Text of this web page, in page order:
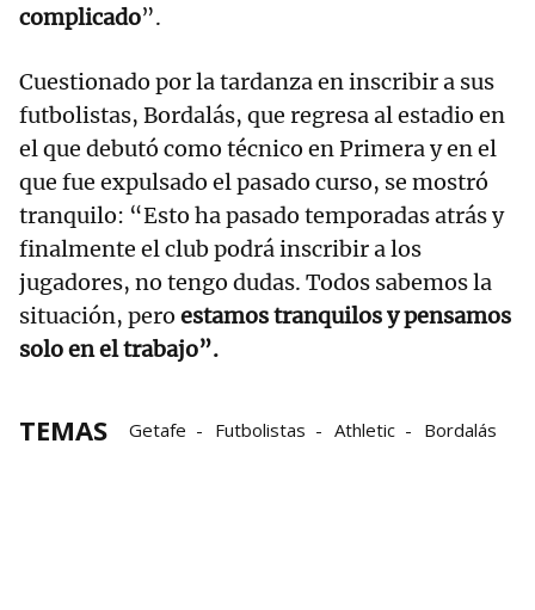
complicado”.
Cuestionado por la tardanza en inscribir a sus
futbolistas, Bordalás, que regresa al estadio en
el que debutó como técnico en Primera y en el
que fue expulsado el pasado curso, se mostró
tranquilo: “Esto ha pasado temporadas atrás y
finalmente el club podrá inscribir a los
jugadores, no tengo dudas. Todos sabemos la
situación, pero estamos tranquilos y pensamos
solo en el trabajo”.
TEMAS Getafe Futbolistas Athletic Bordalás